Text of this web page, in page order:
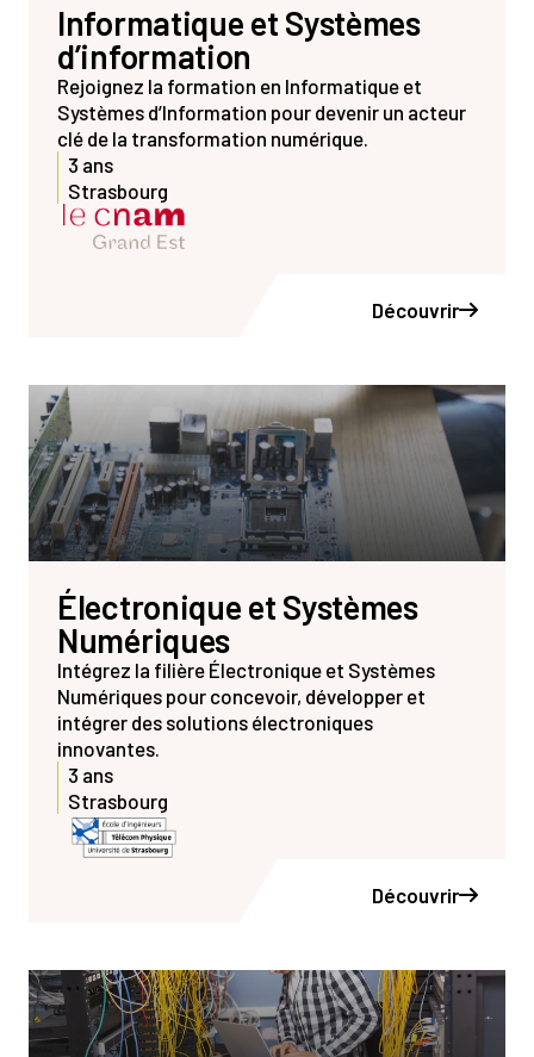
Informatique et Systèmes
d’information
Rejoignez la formation en Informatique et
Systèmes d’Information pour devenir un acteur
clé de la transformation numérique.
3 ans
Strasbourg
Découvrir
Électronique et Systèmes
Numériques
Intégrez la filière Électronique et Systèmes
Numériques pour concevoir, développer et
intégrer des solutions électroniques
innovantes.
3 ans
Strasbourg
Découvrir